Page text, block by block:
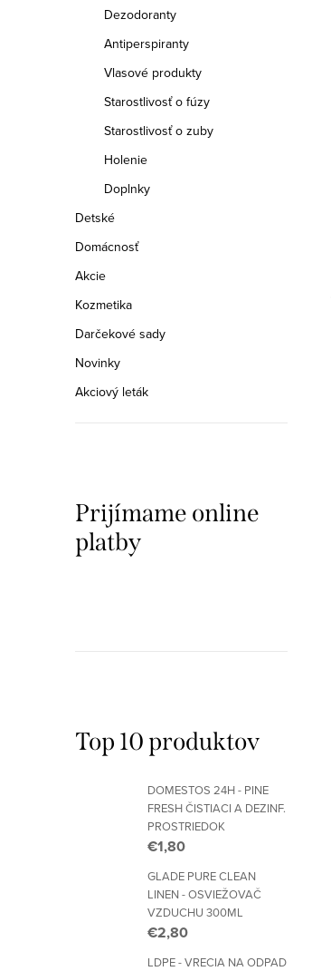
Dezodoranty
Antiperspiranty
Vlasové produkty
Starostlivosť o fúzy
Starostlivosť o zuby
Holenie
Doplnky
Detské
Domácnosť
Akcie
Kozmetika
Darčekové sady
Novinky
Akciový leták
Prijímame online
platby
Top 10 produktov
DOMESTOS 24H - PINE
FRESH ČISTIACI A DEZINF.
PROSTRIEDOK
€1,80
GLADE PURE CLEAN
LINEN - OSVIEŽOVAČ
VZDUCHU 300ML
€2,80
LDPE - VRECIA NA ODPAD